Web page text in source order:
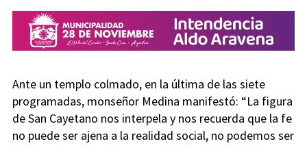
Ante un templo colmado, en la última de las siete
programadas, monseñor Medina manifestó: “La figura
de San Cayetano nos interpela y nos recuerda que la fe
no puede ser ajena a la realidad social, no podemos ser